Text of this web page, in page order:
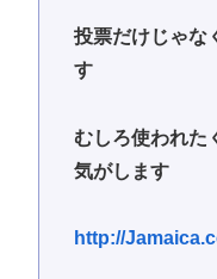
投票だけじゃな
す
むしろ使われた
気がします
http://